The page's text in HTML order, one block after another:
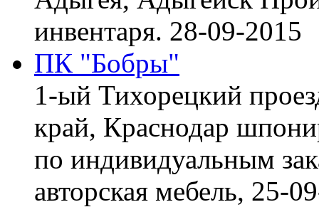
инвентаря. 28-09-2015
ПК "Бобры"
1-ый Тихорецкий
край, Краснодар
по индивидуальным
авторская мебель, 25-